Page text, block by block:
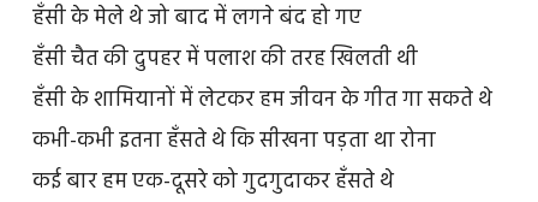
हँसी के मेले थे जो बाद में लगने बंद हो गए
हँसी चैत की दुपहर में पलाश की तरह खिलती थी
हँसी के शामियानों में लेटकर हम जीवन के गीत गा सकते थे
कभी-कभी इतना हँसते थे कि सीखना पड़ता था रोना
कई बार हम एक-दूसरे को गुदगुदाकर हँसते थे